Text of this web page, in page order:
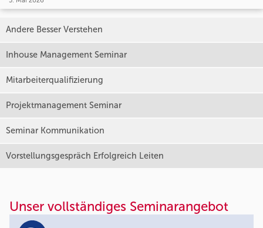
Andere Besser Verstehen
Inhouse Management Seminar
Mitarbeiterqualifizierung
Projektmanagement Seminar
Seminar Kommunikation
Vorstellungsgespräch Erfolgreich Leiten
Unser vollständiges Seminarangebot